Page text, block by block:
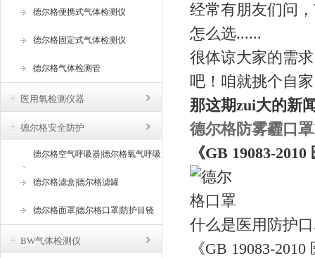
德尔格便携式气体检测仪
德尔格固定式气体检测仪
德尔格气体检测管
医用氧检测仪器
德尔格安全防护
德尔格空气呼吸器|德尔格氧气呼吸
器
德尔格滤盒|德尔格滤罐
德尔格面罩|德尔格口罩|防护目镜
BW气体检测仪
经常有朋友们问
怎么选......
很体谅大家的需
吧！咱就挑个自
那这期zui大的新
德尔格防雾霾口罩
《GB 19083-
什么是医用防护
《GB 19083-